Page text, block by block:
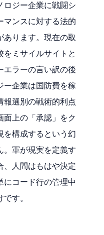
ロジー企業に戦闘シ
マンスに対する法的
あります。現在の取
をミサイルサイトと
エラーの言い訳の後
ー企業は国防費を稼
報選別の戦術的利点
面上の「承認」をク
を構成するという幻
。軍が現実を定義す
、人間はもはや決定
にコード行の管理中
す。